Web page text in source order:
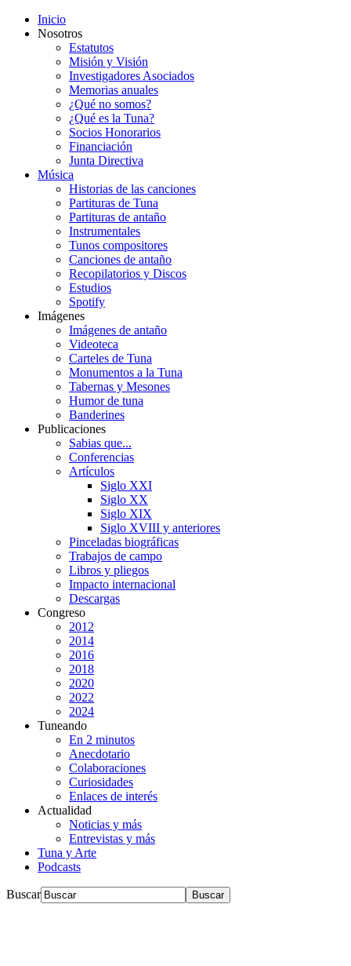
Inicio
Nosotros
Estatutos
Misión y Visión
Investigadores Asociados
Memorias anuales
¿Qué no somos?
¿Qué es la Tuna?
Socios Honorarios
Financiación
Junta Directiva
Música
Historias de las canciones
Partituras de Tuna
Partituras de antaño
Instrumentales
Tunos compositores
Canciones de antaño
Recopilatorios y Discos
Estudios
Spotify
Imágenes
Imágenes de antaño
Videoteca
Carteles de Tuna
Monumentos a la Tuna
Tabernas y Mesones
Humor de tuna
Banderines
Publicaciones
Sabias que...
Conferencias
Artículos
Siglo XXI
Siglo XX
Siglo XIX
Siglo XVIII y anteriores
Pinceladas biográficas
Trabajos de campo
Libros y pliegos
Impacto internacional
Descargas
Congreso
2012
2014
2016
2018
2020
2022
2024
Tuneando
En 2 minutos
Anecdotario
Colaboraciones
Curiosidades
Enlaces de interés
Actualidad
Noticias y más
Entrevistas y más
Tuna y Arte
Podcasts
Buscar